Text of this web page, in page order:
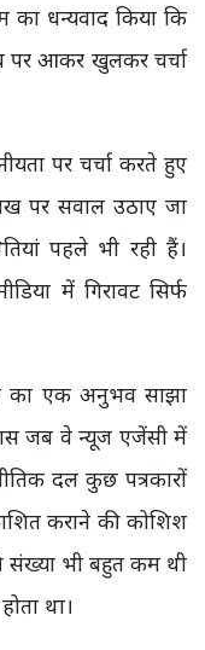
का धन्यवाद किया कि
पर आकर खुलकर चर्चा
पर चर्चा करते हुए
पर सवाल उठाए जा
पहले भी रही हैं।
में गिरावट सिर्फ
का एक अनुभव साझा
जब वे न्यूज एजेंसी में
दल कुछ पत्रकारों
कराने की कोशिश
संख्या भी बहुत कम थी
था।